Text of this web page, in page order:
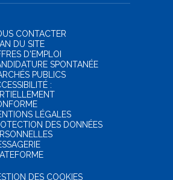
CONTACTER
DU SITE
D'EMPLOI
SPONTANÉE
PUBLICS
:
LÉGALES
DES DONNÉES
DES COOKIES